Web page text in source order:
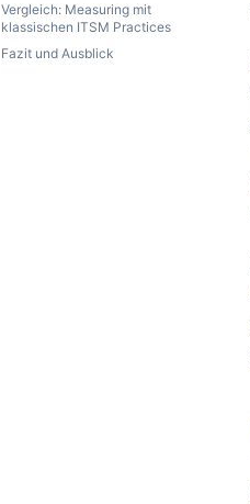
Vergleich: Measuring mit
klassischen ITSM Practices
Fazit und Ausblick